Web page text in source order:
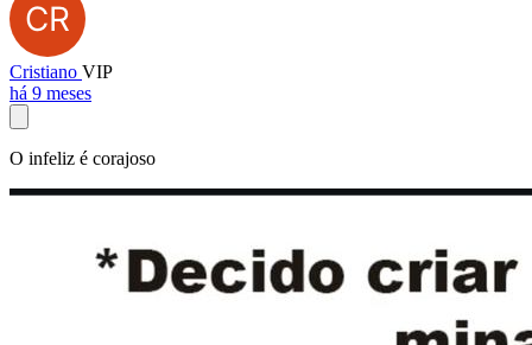
Cristiano VIP
há 9 meses
O infeliz é corajoso